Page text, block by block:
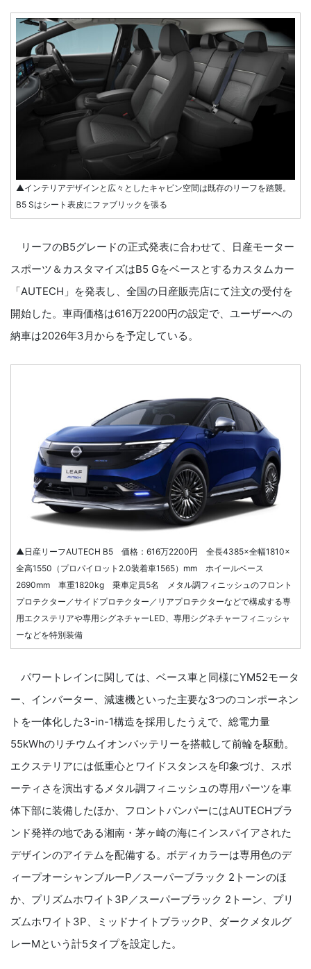
▲インテリアデザインと広々としたキャビン空間は既存のリーフを踏襲。
B5 Sはシート表皮にファブリックを張る
リーフのB5グレードの正式発表に合わせて、日産モーター
スポーツ＆カスタマイズはB5 Gをベースとするカスタムカー
「AUTECH」を発表し、全国の日産販売店にて注文の受付を
開始した。車両価格は616万2200円の設定で、ユーザーへの
納車は2026年3月からを予定している。
▲日産リーフAUTECH B5 価格：616万2200円 全長4385×全幅1810×
全高1550（プロパイロット2.0装着車1565）mm ホイールベース
2690mm 車重1820kg 乗車定員5名 メタル調フィニッシュのフロント
プロテクター／サイドプロテクター／リアプロテクターなどで構成する専
用エクステリアや専用シグネチャーLED、専用シグネチャーフィニッシャ
ーなどを特別装備
パワートレインに関しては、ベース車と同様にYM52モータ
ー、インバーター、減速機といった主要な3つのコンポーネン
トを一体化した3-in-1構造を採用したうえで、総電力量
55kWhのリチウムイオンバッテリーを搭載して前輪を駆動。
エクステリアには低重心とワイドスタンスを印象づけ、スポ
ーティさを演出するメタル調フィニッシュの専用パーツを車
体下部に装備したほか、フロントバンパーにはAUTECHブラ
ンド発祥の地である湘南・茅ヶ崎の海にインスパイアされた
デザインのアイテムを配備する。ボディカラーは専用色のデ
ィープオーシャンブルーP／スーパーブラック 2トーンのほ
か、プリズムホワイト3P／スーパーブラック 2トーン、プリ
ズムホワイト3P、ミッドナイトブラックP、ダークメタルグ
レーMという計5タイプを設定した。